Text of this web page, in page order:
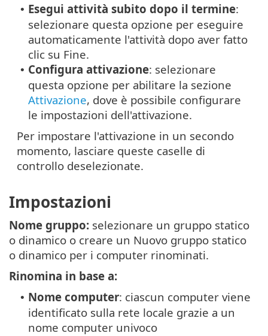
• Esegui attività subito dopo il termine:
selezionare questa opzione per eseguire
automaticamente l'attività dopo aver fatto
clic su Fine.
• Configura attivazione: selezionare
questa opzione per abilitare la sezione
Attivazione, dove è possibile configurare
le impostazioni dell'attivazione.
Per impostare l'attivazione in un secondo
momento, lasciare queste caselle di
controllo deselezionate.
Impostazioni
Nome gruppo: selezionare un gruppo statico
o dinamico o creare un Nuovo gruppo statico
o dinamico per i computer rinominati.
Rinomina in base a:
• Nome computer: ciascun computer viene
identificato sulla rete locale grazie a un
nome computer univoco